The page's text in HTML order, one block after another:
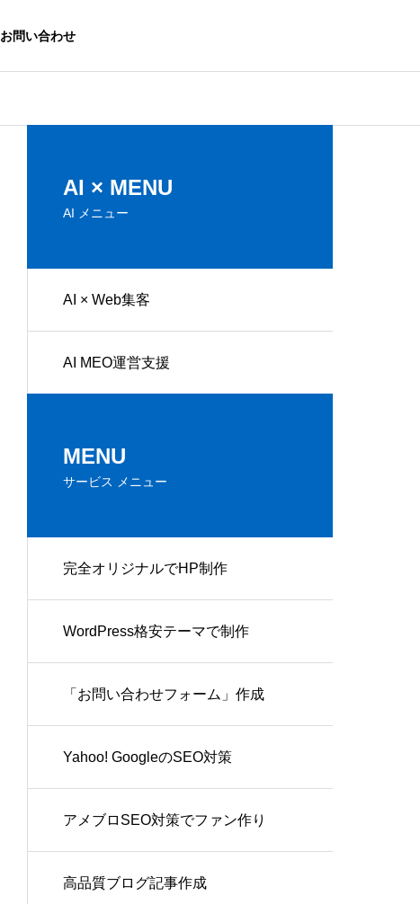
お問い合わせ
心者向けに解説
AI × MENU
AI メニュー
AI × Web集客
AI MEO運営支援
MENU
サービス メニュー
完全オリジナルでHP制作
WordPress格安テーマで制作
「お問い合わせフォーム」作成
Yahoo! GoogleのSEO対策
アメブロSEO対策でファン作り
高品質ブログ記事作成